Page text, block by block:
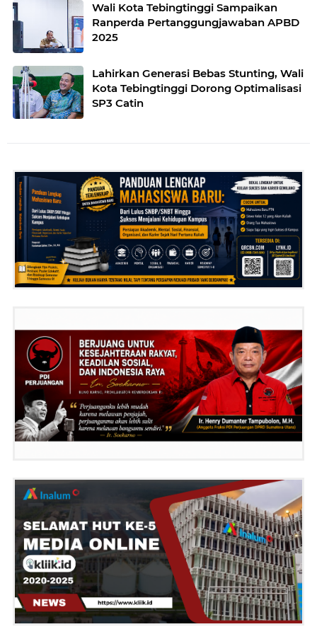
Wali Kota Tebingtinggi Sampaikan
Ranperda Pertanggungjawaban APBD
2025
Lahirkan Generasi Bebas Stunting, Wali
Kota Tebingtinggi Dorong Optimalisasi
SP3 Catin